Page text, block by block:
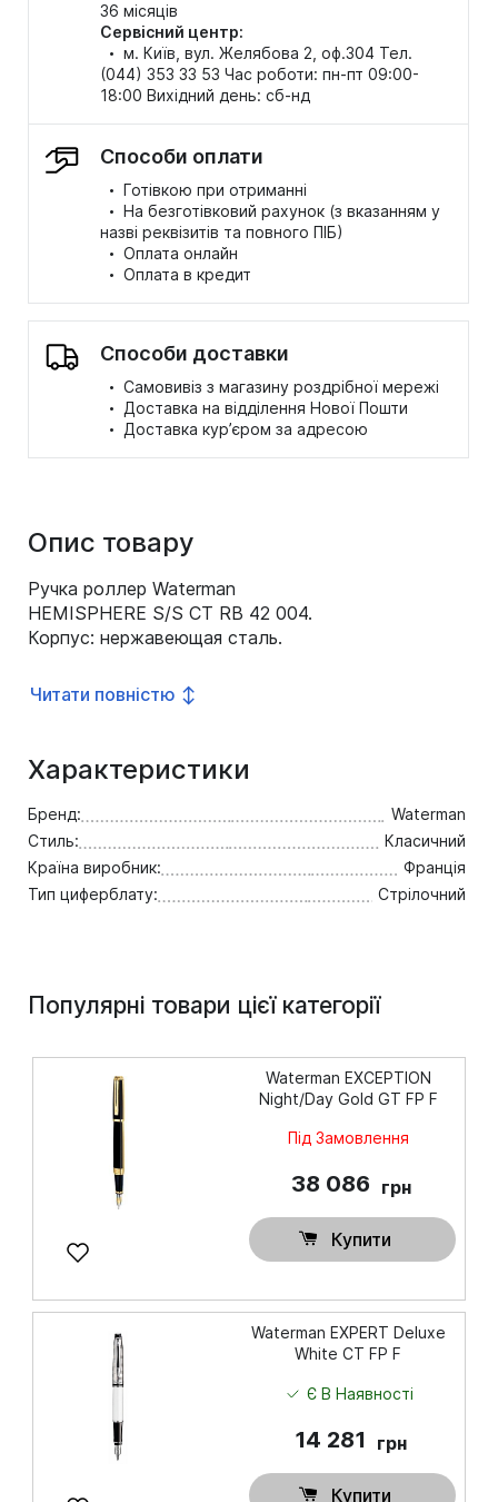
36 місяців
Сервісний центр:
· м. Київ, вул. Желябова 2, оф.304 Тел.
(044) 353 33 53 Час роботи: пн-пт 09:00-
18:00 Вихідний день: сб-нд
Способи оплати
· Готівкою при отриманні
· На безготівковий рахунок (з вказанням у
назві реквізитів та повного ПІБ)
· Оплата онлайн
· Оплата в кредит
Способи доставки
· Самовивіз з магазину роздрібної мережі
· Доставка на відділення Нової Пошти
· Доставка кур’єром за адресою
Опис товару
Ручка роллер Waterman
HEMISPHERE S/S CT RB 42 004.
Корпус: нержавеющая сталь.
Читати повністю ↕
Характеристики
Бренд:
Waterman
Стиль:
Класичний
Країна виробник:
Франція
Тип циферблату:
Стрілочний
Популярні товари цієї категорії
Waterman EXCEPTION
Night/Day Gold GT FP F
Під Замовлення
38 086 грн
Купити
Waterman EXPERT Deluxe
White CT FP F
Є В Наявності
14 281 грн
Купити